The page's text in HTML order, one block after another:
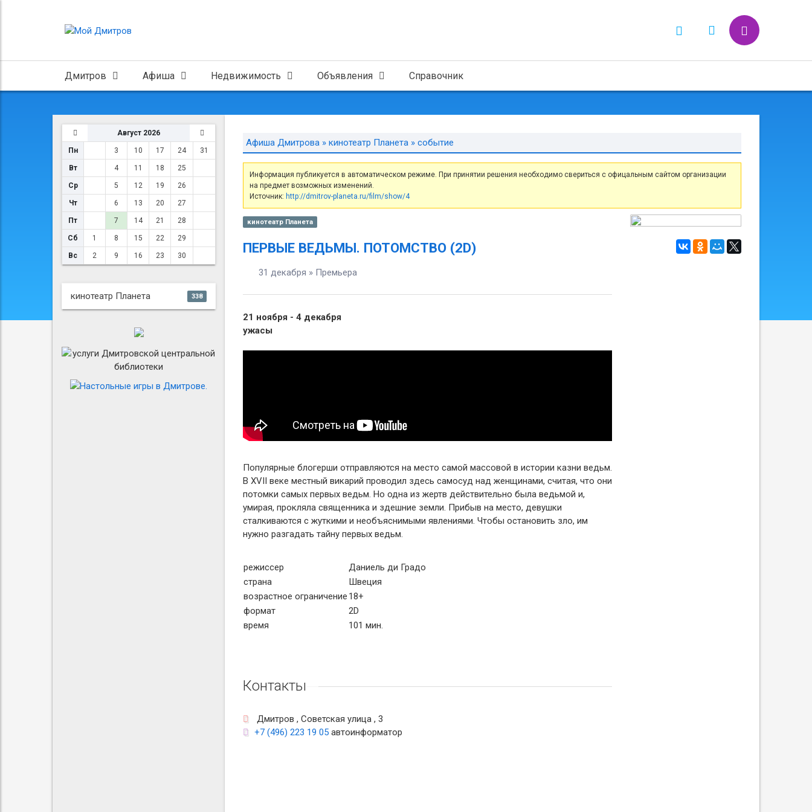
Дмитров Афиша Недвижимость Объявления Справочник
Август 2026
Пн 3 10 17 24 31
Вт 4 11 18 25
Ср 5 12 19 26
Чт 6 13 20 27
Пт 7 14 21 28
Сб 1 8 15 22 29
Вс 2 9 16 23 30
кинотеатр Планета 338
Афиша Дмитрова » кинотеатр Планета » событие
Информация публикуется в автоматическом режиме. При принятии решения необходимо свериться с офицальным сайтом организации
на предмет возможных изменений.
Источник: http://dmitrov-planeta.ru/film/show/4
кинотеатр Планета
ПЕРВЫЕ ВЕДЬМЫ. ПОТОМСТВО (2D)
31 декабря » Премьера
21 ноября - 4 декабря
ужасы
Популярные блогерши отправляются на место самой массовой в истории казни ведьм.
В XVII веке местный викарий проводил здесь самосуд над женщинами, считая, что они
потомки самых первых ведьм. Но одна из жертв действительно была ведьмой и,
умирая, прокляла священника и здешние земли. Прибыв на место, девушки
сталкиваются с жуткими и необъяснимыми явлениями. Чтобы остановить зло, им
нужно разгадать тайну первых ведьм.
режиссер
Даниель ди Градо
страна
Швеция
возрастное ограничение 18+
формат
2D
время
101 мин.
Контакты
Дмитров , Советская улица , 3
+7 (496) 223 19 05 автоинформатор